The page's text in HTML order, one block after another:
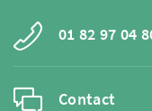
01 82 97 04
Contact